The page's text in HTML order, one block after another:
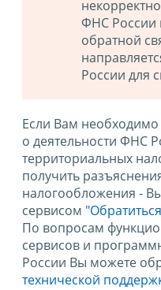
ФНС России
обратной
России для
Если Вам необходимо
о деятельности ФНС
территориальных
получить
налогообложения -
сервисом
По вопросам
сервисов и
России Вы можете
технической